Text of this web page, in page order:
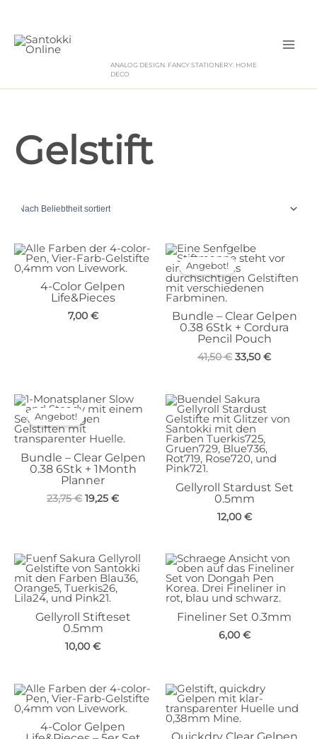
ANALOG DESIGN. FANCY STATIONERY. HOME
DECO
Gelstift
4-Color Gelpen
Life&Pieces
7,00 €
Angebot!
Bundle – Clear Gelpen
0.38 6Stk + Cordura
Pencil Pouch
41,50€ Ursprünglicher
41,50 €
33,50 €Aktueller
Angebot!
Bundle – Clear Gelpen
0.38 6Stk + 1Month
Planner
23,75€ Ursprünglicher
19,25 €Aktueller
Gellyroll Stardust Set
0.5mm
12,00 €
Gellyroll Stifteset
0.5mm
10,00 €
Fineliner Set 0.3mm
6,00 €
4-Color Gelpen